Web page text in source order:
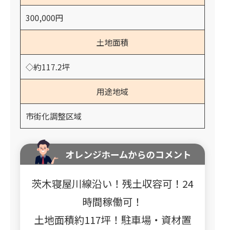
300,000円
土地面積
◇約117.2坪
用途地域
市街化調整区域
オレンジホームからのコメント
茨木寝屋川線沿い！残土収容可！24
時間稼働可！
土地面積約117坪！駐車場・資材置